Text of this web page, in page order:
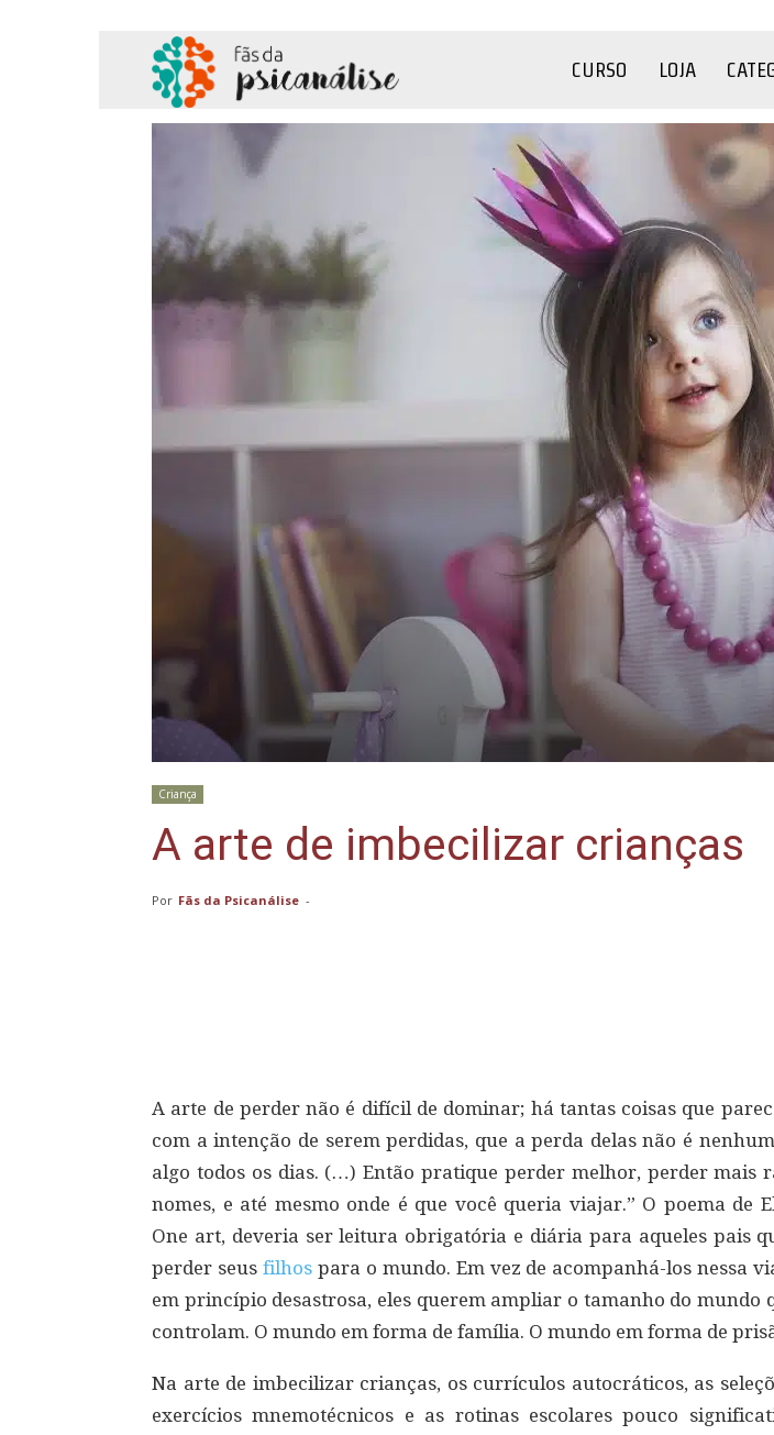
CURSO LOJA
Criança
A arte de imbecilizar crianças
Por Fãs da Psicanálise -
A arte de perder não é difícil de dominar; há tantas coisas que
com a intenção de serem perdidas, que a perda delas não é
algo todos os dias. (…) Então pratique perder melhor, perder mais
nomes, e até mesmo onde é que você queria viajar.” O poema de
One art, deveria ser leitura obrigatória e diária para aqueles pais
perder seus filhospara o mundo. Em vez de acompanhá-los nessa
em princípio desastrosa, eles querem ampliar o tamanho do mundo
controlam. O mundo em forma de família. O mundo em forma de
Na arte de imbecilizar crianças, os currículos autocráticos, as
exercícios mnemotécnicos e as rotinas escolares pouco